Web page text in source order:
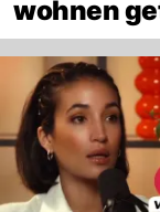
wohnen